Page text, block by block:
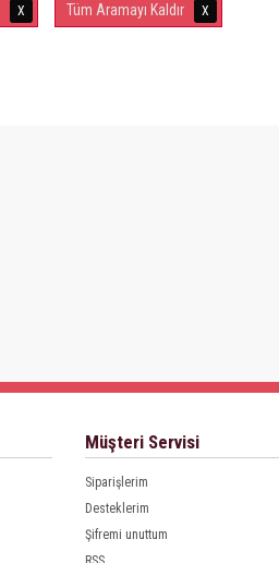
X Tüm Aramayı Kaldır X
Müşteri Servisi
Siparişlerim
Desteklerim
Şifremi unuttum